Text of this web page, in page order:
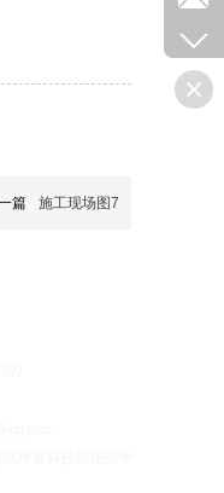
篇 施工现场图7